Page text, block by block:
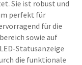
Sie ist robust und
perfekt für
für die
sowie auf
Statusanzeige
die funktionale